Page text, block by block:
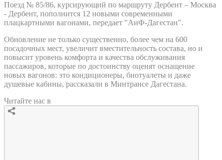
Поезд № 85/86, курсирующий по маршруту Дербент – Москва
- Дербент, пополнится 12 новыми современными
плацкартными вагонами, передает "АиФ-Дагестан".
Обновление не только существенно, более чем на 600
посадочных мест, увеличит вместительность состава, но и
повысит уровень комфорта и качества обслуживания
пассажиров, которые по достоинству оценят оснащение
новых вагонов: это кондиционеры, биотуалеты и даже
душевые кабины, рассказали в Минтрансе Дагестана.
Читайте нас в